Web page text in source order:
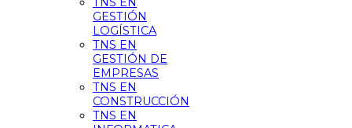
GESTIÓN
LOGÍSTICA
TNS EN
GESTIÓN DE
EMPRESAS
TNS EN
CONSTRUCCIÓN
TNS EN